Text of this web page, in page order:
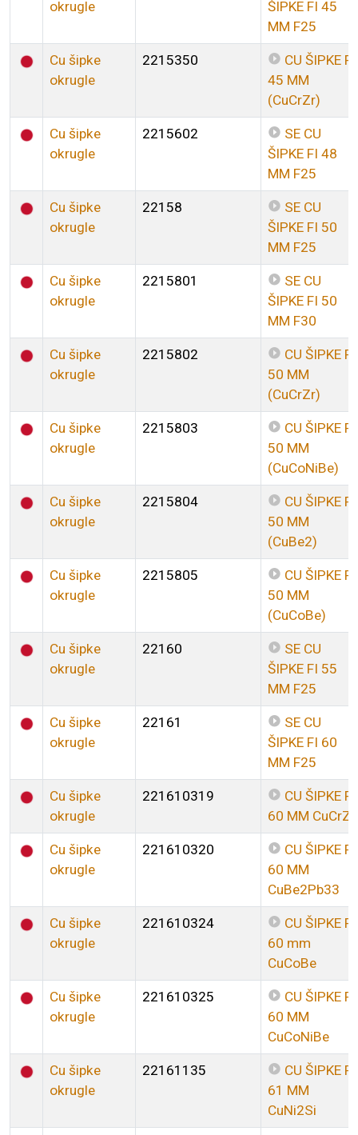
okrugle
ŠIPKE FI 45
MM F25
Cu šipke
okrugle
2215350
CU ŠIPKE FI
45 MM
(CuCrZr)
Cu šipke
okrugle
2215602
SE CU
ŠIPKE FI 48
MM F25
Cu šipke
okrugle
22158
SE CU
ŠIPKE FI 50
MM F25
Cu šipke
okrugle
2215801
SE CU
ŠIPKE FI 50
MM F30
Cu šipke
okrugle
2215802
CU ŠIPKE FI
50 MM
(CuCrZr)
Cu šipke
okrugle
2215803
CU ŠIPKE FI
50 MM
(CuCoNiBe)
Cu šipke
okrugle
2215804
CU ŠIPKE FI
50 MM
(CuBe2)
Cu šipke
okrugle
2215805
CU ŠIPKE FI
50 MM
(CuCoBe)
Cu šipke
okrugle
22160
SE CU
ŠIPKE FI 55
MM F25
Cu šipke
okrugle
22161
SE CU
ŠIPKE FI 60
MM F25
Cu šipke
okrugle
221610319
CU ŠIPKE FI
60 MM CuCrZr
Cu šipke
okrugle
221610320
CU ŠIPKE FI
60 MM
CuBe2Pb33
Cu šipke
okrugle
221610324
CU ŠIPKE FI
60 mm
CuCoBe
Cu šipke
okrugle
221610325
CU ŠIPKE FI
60 MM
CuCoNiBe
Cu šipke
okrugle
22161135
CU ŠIPKE FI
61 MM
CuNi2Si